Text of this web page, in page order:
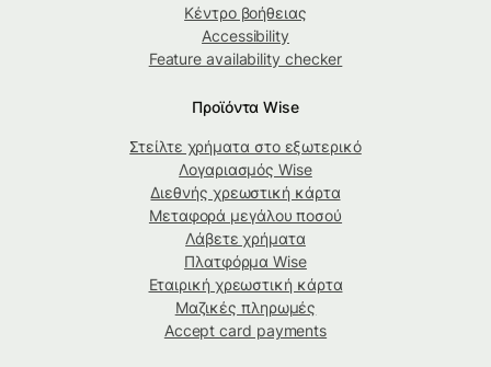
Κέντρο βοήθειας
Accessibility
Feature availability checker
Προϊόντα Wise
Στείλτε χρήματα στο εξωτερικό
Λογαριασμός Wise
Διεθνής χρεωστική κάρτα
Μεταφορά μεγάλου ποσού
Λάβετε χρήματα
Πλατφόρμα Wise
Εταιρική χρεωστική κάρτα
Μαζικές πληρωμές
Accept card payments